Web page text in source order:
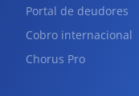
Portal de deudores
Cobro internacional
Chorus Pro